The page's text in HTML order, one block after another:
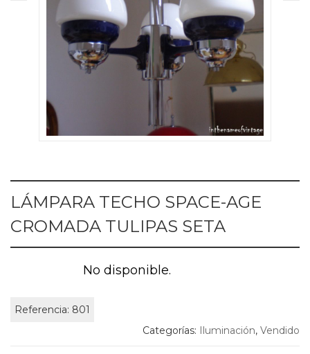
LÁMPARA TECHO SPACE-AGE
CROMADA TULIPAS SETA
No disponible.
Referencia: 801
Categorías: Iluminación, Vendido